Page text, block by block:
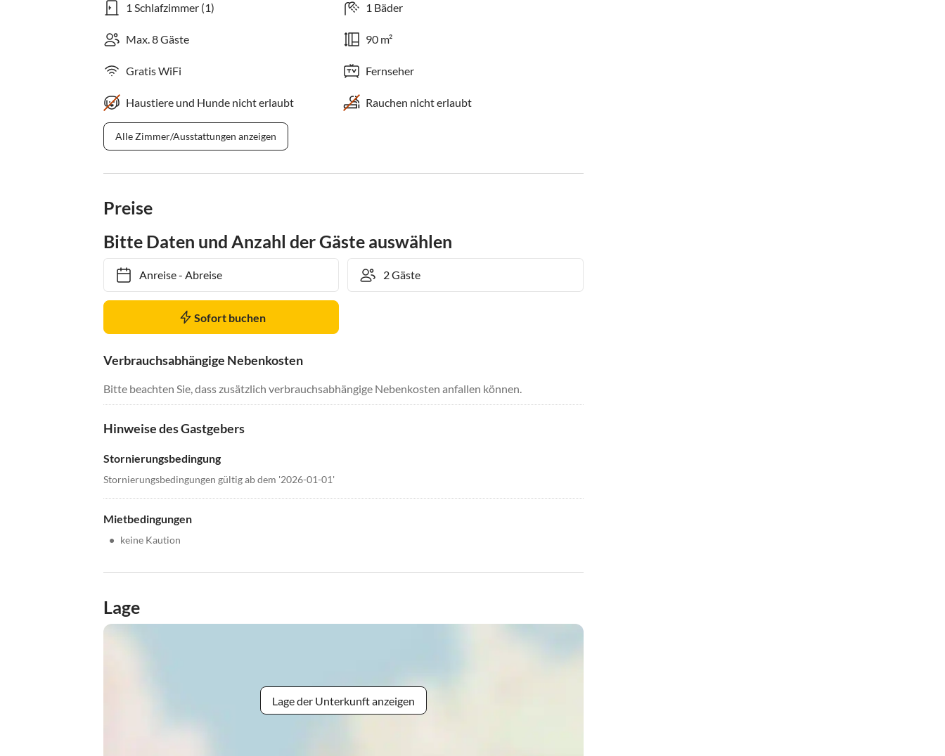
1 Schlafzimmer (1) 1 Bäder
Max. 8 Gäste 90 m²
Gratis WiFi Fernseher
Haustiere und Hunde nicht erlaubt Rauchen nicht erlaubt
Alle Zimmer/Ausstattungen anzeigen
Preise
Bitte Daten und Anzahl der Gäste auswählen
Anreise- Abreise
Sofort buchen
Verbrauchsabhängige Nebenkosten
Bitte beachten Sie, dass zusätzlich verbrauchsabhängige Nebenkosten anfallen können.
Hinweise des Gastgebers
Stornierungsbedingung
Stornierungsbedingungen gültig ab dem '2026-01-01'
Mietbedingungen
• keine Kaution
Lage
Lage der Unterkunft anzeigen